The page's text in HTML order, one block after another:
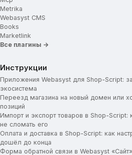
Социальные сети
Использование Cookie
Metrika
Webasyst CMS
Books
Marketlink
Все плагины →
Инструкции
Приложения Webasyst для Shop-Script:
экосистема
Переезд магазина на новый домен или
позиций
Импорт и экспорт товаров в Shop-Script:
не сломать его
Оплата и доставка в Shop-Script: как
дошёл до конца
Форма обратной связи в Webasyst